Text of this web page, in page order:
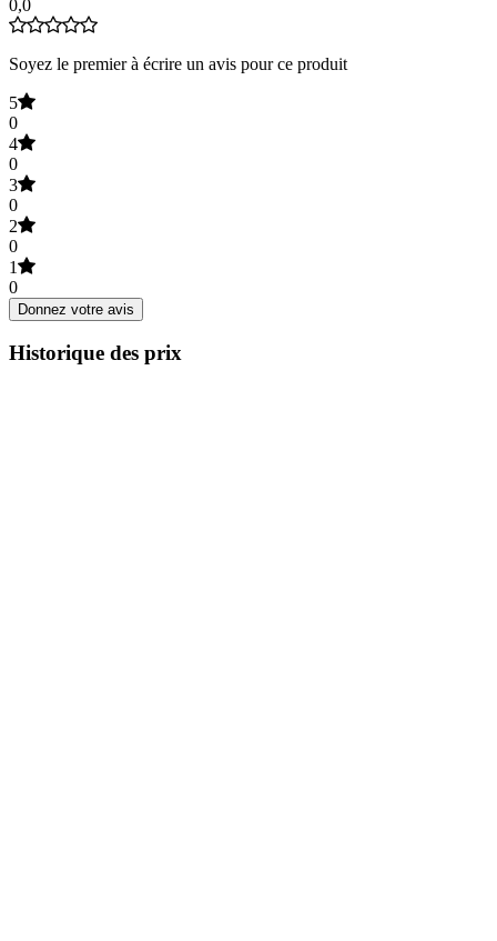
0,0
Soyez le premier à écrire un avis pour ce produit
5
0
4
0
3
0
2
0
1
0
Donnez votre avis
Historique des prix